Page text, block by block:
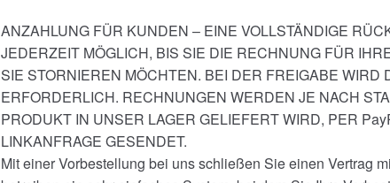
ANZAHLUNG FÜR KUNDEN – EINE VOLLSTÄNDIGE
JEDERZEIT MÖGLICH, BIS SIE DIE RECHNUNG FÜR
SIE STORNIEREN MÖCHTEN. BEI DER FREIGABE WIRD
ERFORDERLICH. RECHNUNGEN WERDEN JE NACH
PRODUKT IN UNSER LAGER GELIEFERT WIRD, PER
LINKANFRAGE GESENDET.
Mit einer Vorbestellung bei uns schließen Sie einen Vertrag